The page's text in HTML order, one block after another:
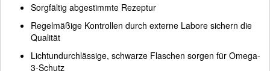
Sorgfältig abgestimmte Rezeptur
Regelmäßige Kontrollen durch externe Labore sichern die
Qualität
Lichtundurchlässige, schwarze Flaschen sorgen für Omega-
3-Schutz